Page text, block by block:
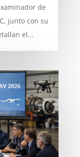
de
junto con su
el...